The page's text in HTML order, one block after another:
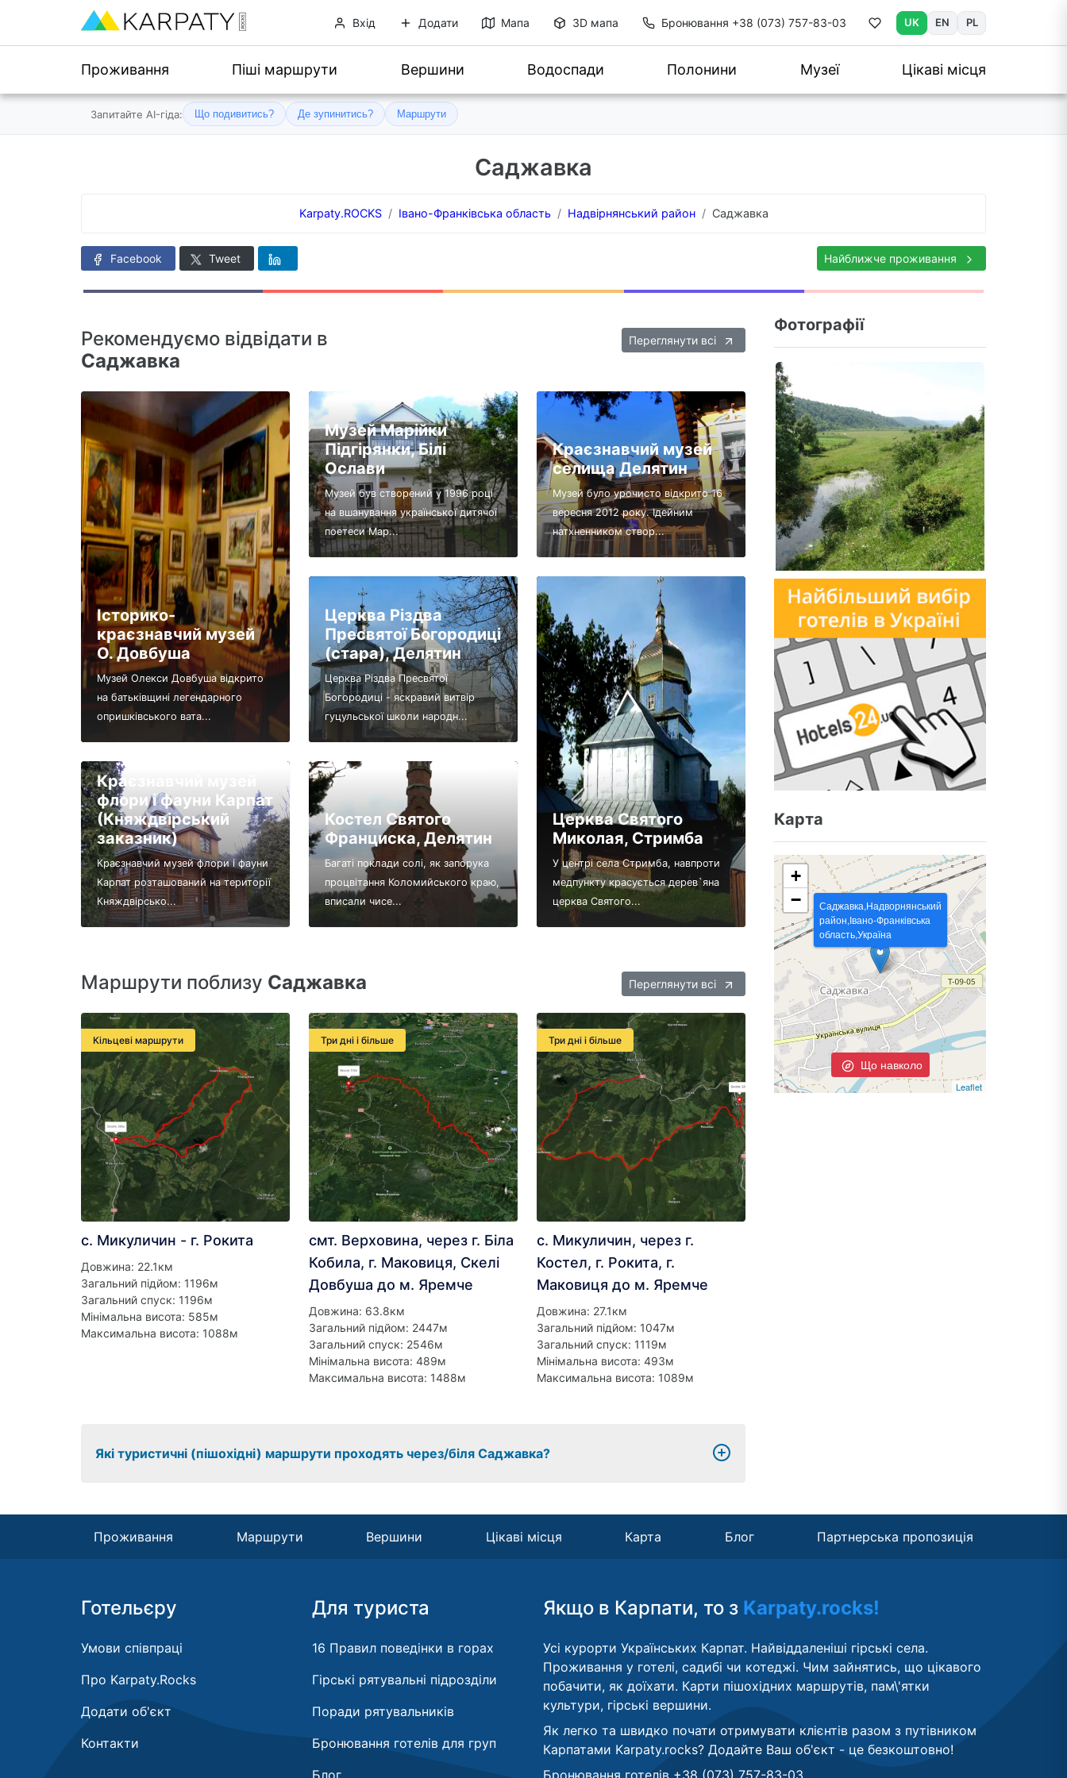
Вхід Додати Мапа 3D мапа Бронювання +38 (073) 757-83-03 UK EN PL
Проживання Піші маршрути Вершини Водоспади Полонини Музеї Цікаві місця
Запитайте AI-гіда: Що подивитись? Де зупинитись? Маршрути
Саджавка
Karpaty.ROCKS Івано-Франківська область Надвірнянський район Саджавка
Facebook Tweet Найближче проживання
Рекомендуємо відвідати в
Саджавка
Переглянути всі
Історико-
краєзнавчий музей
О. Довбуша
Музей Олекси Довбуша відкрито
на батьківщині легендарного
опришківського вата...
Краєзнавчий музей
флори і фауни Карпат
(Княждвірський
заказник)
Краєзнавчий музей флори і фауни
Карпат розташований на території
Княждвірсько...
Музей Марійки
Підгірянки, Білі
Ослави
Музей був створений у 1996 році
на вшанування української дитячої
поетеси Мар...
Церква Різдва
Пресвятої Богородиці
(стара), Делятин
Церква Різдва Пресвятої
Богородиці - яскравий витвір
гуцульської школи народн...
Костел Святого
Франциска, Делятин
Багаті поклади солі, як запорука
процвітання Коломийського краю,
вписали чисе...
Краєзнавчий музей
селища Делятин
Музей було урочисто відкрито 16
вересня 2012 року. Ідейним
натхненником створ...
Церква Святого
Миколая, Стримба
У центрі села Стримба, навпроти
медпункту красується дерев`яна
церква Святого...
Маршрути поблизу Саджавка Переглянути всі
Кільцеві маршрути
с. Микуличин - г. Рокита
Довжина: 22.1км
Загальний підйом: 1196м
Загальний спуск: 1196м
Мінімальна висота: 585м
Максимальна висота: 1088м
Три дні і більше
смт. Верховина, через г. Біла
Кобила, г. Маковиця, Скелі
Довбуша до м. Яремче
Довжина: 63.8км
Загальний підйом: 2447м
Загальний спуск: 2546м
Мінімальна висота: 489м
Максимальна висота: 1488м
Три дні і більше
с. Микуличин, через г.
Костел, г. Рокита, г.
Маковиця до м. Яремче
Довжина: 27.1км
Загальний підйом: 1047м
Загальний спуск: 1119м
Мінімальна висота: 493м
Максимальна висота: 1089м
Які туристичні (пішохідні) маршрути проходять через/біля Саджавка?
Фотографії
Карта
Що навколо
Саджавка,Надворнянський
район,Івано-Франківська
область,Україна
+
−
Leaflet
Проживання Маршрути Вершини Цікаві місця Карта Блог Партнерська пропозиція
Готельєру
Умови співпраці
Про Karpaty.Rocks
Додати об'єкт
Контакти
Для туриста
16 Правил поведінки в горах
Гірські рятувальні підрозділи
Поради рятувальників
Бронювання готелів для груп
Якщо в Карпати, то з Karpaty.rocks!
Усі курорти Українських Карпат. Найвіддаленіші гірські села.
Проживання у готелі, садибі чи котеджі. Чим зайнятись, що цікавого
побачити, як доїхати. Карти пішохідних маршрутів, пам\'ятки
культури, гірські вершини.
Як легко та швидко почати отримувати клієнтів разом з путівником
Карпатами Karpaty.rocks? Додайте Ваш об'єкт - це безкоштовно!